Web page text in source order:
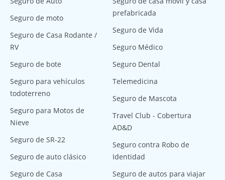
Seguro de moto
Seguro de Casa Rodante /
RV
Seguro de bote
Seguro para vehículos
todoterreno
Seguro para Motos de
Nieve
Seguro de SR-22
Seguro de auto clásico
Seguro de Casa
prefabricada
Seguro de Vida
Seguro Médico
Seguro Dental
Telemedicina
Seguro de Mascota
Travel Club - Cobertura
AD&D
Seguro contra Robo de
Identidad
Seguro de autos para viajar